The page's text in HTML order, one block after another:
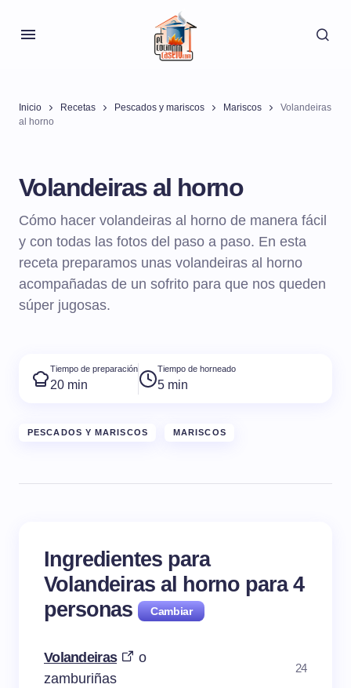
Inicio Recetas Pescados y mariscos Mariscos
Volandeiras
al horno
Volandeiras al horno
Cómo hacer volandeiras al horno de manera fácil
y con todas las fotos del paso a paso. En esta
receta preparamos unas volandeiras al horno
acompañadas de un sofrito para que nos queden
súper jugosas.
Tiempo de preparación
20 min
Tiempo de horneado
5 min
PESCADOS Y MARISCOS MARISCOS
Ingredientes para
Volandeiras al horno para4
personas
Volandeiras
o
zamburiñas
24